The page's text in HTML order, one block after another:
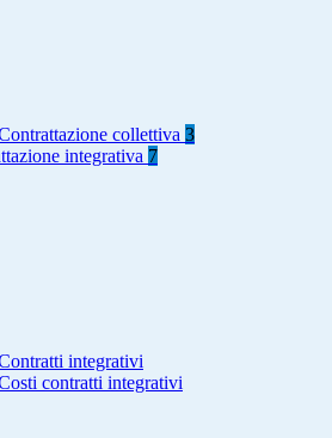
collettiva 3
integrativa 7
integrativi
contratti integrativi